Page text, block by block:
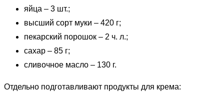
яйца – 3 шт.;
высший сорт муки – 420 г;
пекарский порошок – 2 ч. л.;
сахар – 85 г;
сливочное масло – 130 г.
Отдельно подготавливают продукты для крема: